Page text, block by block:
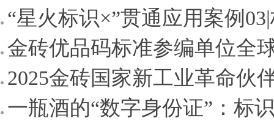
“星火标识×”贯通应用案例
金砖优品码标准参编单位全
2025金砖国家新工业革命伙
一瓶酒的“数字身份证”：标